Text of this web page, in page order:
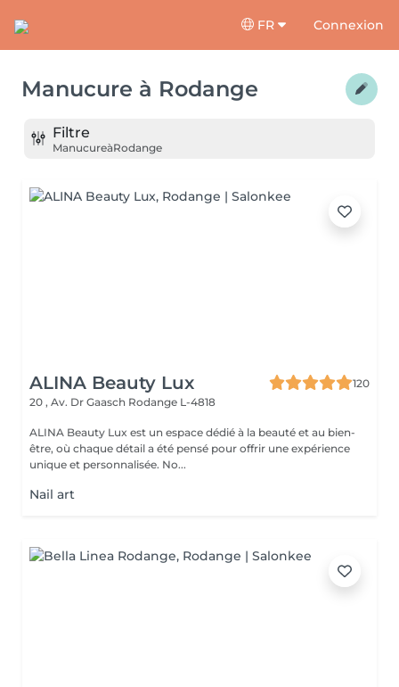
FR Connexion
Manucure à Rodange
Filtre
ManucureàRodange
ALINA Beauty Lux
120
20 , Av. Dr Gaasch Rodange L-4818
ALINA Beauty Lux est un espace dédié à la beauté et au bien-
être, où chaque détail a été pensé pour offrir une expérience
unique et personnalisée. No...
Nail art